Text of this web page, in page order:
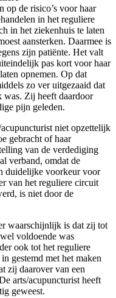
op de risico’s voor haar
in het reguliere
in het ziekenhuis te laten
aansterken. Daarmee is
zijn patiënte. Het valt
pas kort voor haar
opnemen. Op dat
zo ver uitgezaaid dat
was. Zij heeft daardoor
pijn geleden.
niet opzettelijk
gebracht of haar
van de verdediging
verband, omdat de
duidelijke voorkeur voor
van het reguliere circuit
is niet door de
waarschijnlijk is dat zij tot
voldoende was
ook tot het reguliere
gestemd met het maken
zij daarover van een
arts/acupuncturist heeft
geweest.